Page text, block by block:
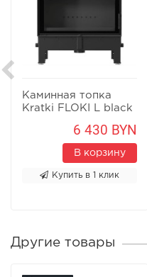
Каминная топка
Kratki FLOKI L black
6 430 BYN
В корзину
Купить в 1 клик
Другие товары